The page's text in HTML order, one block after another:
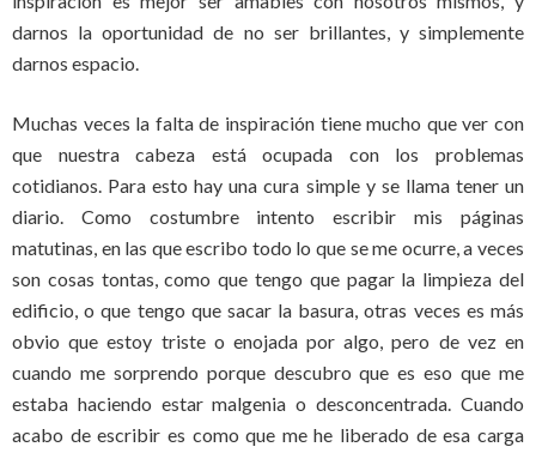
darnos la oportunidad de no ser brillantes, y simplemente
darnos espacio.
Muchas veces la falta de inspiración tiene mucho que ver con
que nuestra cabeza está ocupada con los problemas
cotidianos. Para esto hay una cura simple y se llama tener un
diario. Como costumbre intento escribir mis páginas
matutinas, en las que escribo todo lo que se me ocurre, a veces
son cosas tontas, como que tengo que pagar la limpieza del
edificio, o que tengo que sacar la basura, otras veces es más
obvio que estoy triste o enojada por algo, pero de vez en
cuando me sorprendo porque descubro que es eso que me
estaba haciendo estar malgenia o desconcentrada. Cuando
acabo de escribir es como que me he liberado de esa carga